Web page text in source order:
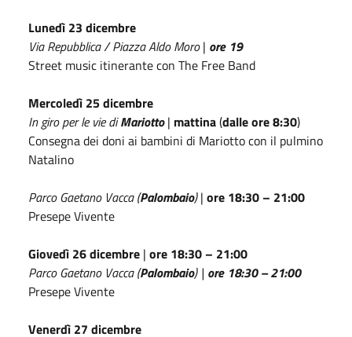
Lunedì 23 dicembre
Via Repubblica / Piazza Aldo Moro| ore 19
Street music itinerante con The Free Band
Mercoledì 25 dicembre
In giro per le vie diMariotto | mattina(dalle ore 8:30)
Consegna dei doni ai bambini di Mariotto con il pulmino
Natalino
Parco Gaetano Vacca (Palombaio)| ore 18:30 – 21:00
Presepe Vivente
Giovedì 26 dicembre | ore 18:30 – 21:00
Parco Gaetano Vacca (Palombaio) | ore 18:30 – 21:00
Presepe Vivente
Venerdì 27 dicembre